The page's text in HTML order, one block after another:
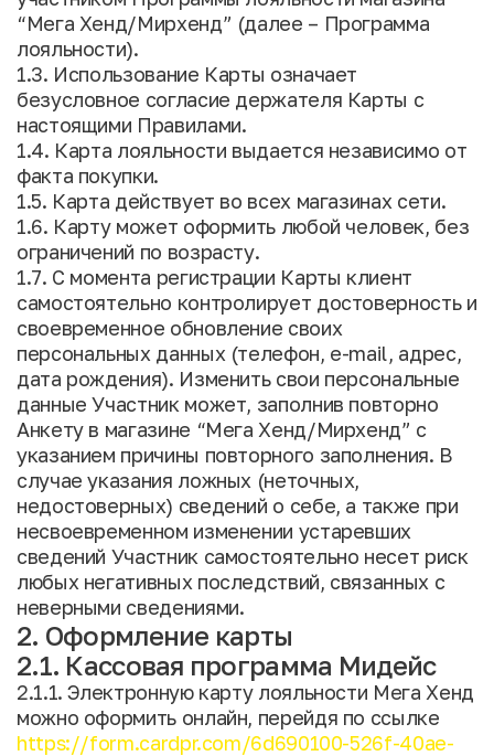
“Мега Хенд/Мирхенд” (далее – Программа
лояльности).
1.3. Использование Карты означает
безусловное согласие держателя Карты с
настоящими Правилами.
1.4. Карта лояльности выдается независимо от
факта покупки.
1.5. Карта действует во всех магазинах сети.
1.6. Карту может оформить любой человек, без
ограничений по возрасту.
1.7. С момента регистрации Карты клиент
самостоятельно контролирует достоверность и
своевременное обновление своих
персональных данных (телефон, e-mail, адрес,
дата рождения). Изменить свои персональные
данные Участник может, заполнив повторно
Анкету в магазине “Мега Хенд/Мирхенд” с
указанием причины повторного заполнения. В
случае указания ложных (неточных,
недостоверных) сведений о себе, а также при
несвоевременном изменении устаревших
сведений Участник самостоятельно несет риск
любых негативных последствий, связанных с
неверными сведениями.
2. Оформление карты
2.1. Кассовая программа Мидейс
2.1.1. Электронную карту лояльности Мега Хенд
можно оформить онлайн, перейдя по ссылке
https://form.cardpr.com/6d690100-526f-40ae-